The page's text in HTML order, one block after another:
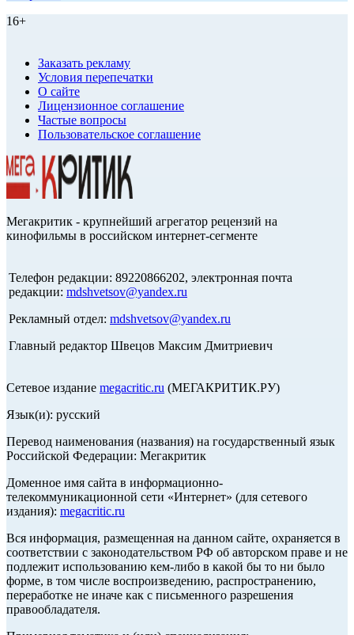
16+
Заказать рекламу
Условия перепечатки
О сайте
Лицензионное соглашение
Частые вопросы
Пользовательское соглашение
Мегакритик - крупнейший агрегатор рецензий на
кинофильмы в российском интернет-сегменте
Телефон редакции: 89220866202, электронная почта
редакции: mdshvetsov@yandex.ru
Рекламный отдел: mdshvetsov@yandex.ru
Главный редактор Швецов Максим Дмитриевич
Сетевое издание megacritic.ru (МЕГАКРИТИК.РУ)
Язык(и): русский
Перевод наименования (названия) на государственный язык
Российской Федерации: Мегакритик
Доменное имя сайта в информационно-
телекоммуникационной сети «Интернет» (для сетевого
издания): megacritic.ru
Вся информация, размещенная на данном сайте, охраняется в
соответствии с законодательством РФ об авторском праве и не
подлежит использованию кем-либо в какой бы то ни было
форме, в том числе воспроизведению, распространению,
переработке не иначе как с письменного разрешения
правообладателя.